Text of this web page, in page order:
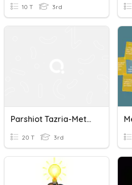
10 T 3rd
Parshiot Tazria-Metzora
20 T 3rd